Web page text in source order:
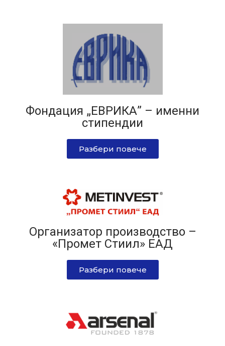
Фондация „ЕВРИКА” – именни
стипендии
Разбери повече
Организатор производство –
«Промет Стиил» ЕАД
Разбери повече